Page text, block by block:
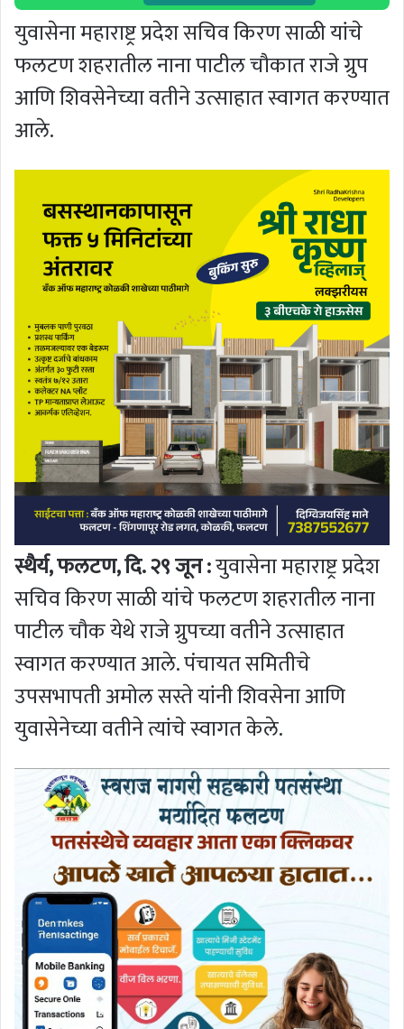
युवासेना महाराष्ट्र प्रदेश सचिव किरण साळी यांचे
फलटण शहरातील नाना पाटील चौकात राजे ग्रुप
आणि शिवसेनेच्या वतीने उत्साहात स्वागत करण्यात
आले.
स्थैर्य, फलटण, दि. २९ जून :युवासेना महाराष्ट्र प्रदेश
सचिव किरण साळी यांचे फलटण शहरातील नाना
पाटील चौक येथे राजे ग्रुपच्या वतीने उत्साहात
स्वागत करण्यात आले. पंचायत समितीचे
उपसभापती अमोल सस्ते यांनी शिवसेना आणि
युवासेनेच्या वतीने त्यांचे स्वागत केले.